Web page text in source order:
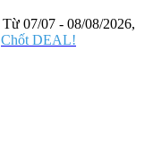
Từ 07/07 - 08/08/2026,
Chốt DEAL!